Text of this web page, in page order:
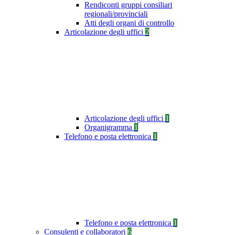
Rendiconti gruppi consiliari
regionali/provinciali
Atti degli organi di controllo
Articolazione degli uffici 2
Articolazione degli uffici 1
Organigramma 1
Telefono e posta elettronica 1
Telefono e posta elettronica 1
Consulenti e collaboratori 6